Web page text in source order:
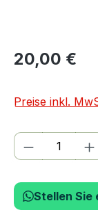
20,00 €
Preise inkl.
Produkt
Stellen Sie